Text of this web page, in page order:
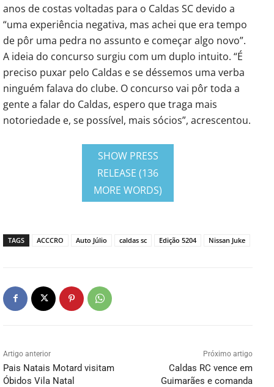
anos de costas voltadas para o Caldas SC devido a
“uma experiência negativa, mas achei que era tempo
de pôr uma pedra no assunto e começar algo novo”.
A ideia do concurso surgiu com um duplo intuito. “É
preciso puxar pelo Caldas e se déssemos uma verba
ninguém falava do clube. O concurso vai pôr toda a
gente a falar do Caldas, espero que traga mais
notoriedade e, se possível, mais sócios”, acrescentou.
SHOW PRESS
RELEASE (136
MORE WORDS)
TAGS ACCCRO Auto Júlio caldas sc Edição 5204 Nissan Juke
Artigo anterior
Pais Natais Motard visitam
Óbidos Vila Natal
Próximo artigo
Caldas RC vence em
Guimarães e comanda